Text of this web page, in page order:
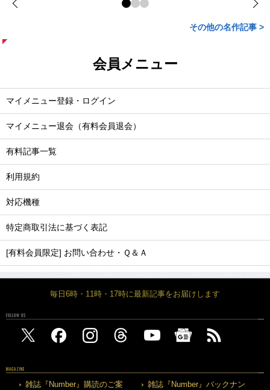
その他の名作記事 >
会員メニュー
マイメニュー登録・ログイン
マイメニュー退会（有料会員退会）
有料記事一覧
利用規約
対応機種
特定商取引法に基づく表記
[有料会員限定] お問い合わせ・Ｑ＆Ａ
毎日6時・11時・17時に最新記事をお届けします
FOLLOW US
MAGAZINE
雑誌『Number』購読のご案
雑誌『Number』バックナン